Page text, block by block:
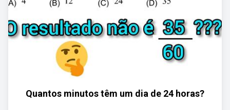
Quantos minutos têm um dia de 24 horas?